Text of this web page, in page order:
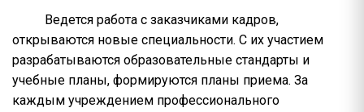
Ведется работа с заказчиками кадров,
открываются новые специальности. С их участием
разрабатываются образовательные стандарты и
учебные планы, формируются планы приема. За
каждым учреждением профессионального